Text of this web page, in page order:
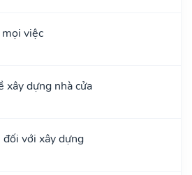
việc
xây dựng nhà cửa
đối với xây dựng